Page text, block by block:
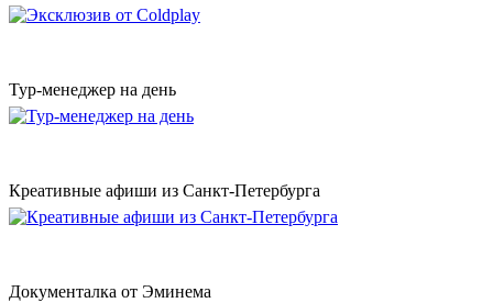
Тур-менеджер на день
Креативные афиши из Санкт-Петербурга
Документалка от Эминема